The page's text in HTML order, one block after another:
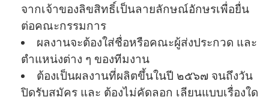
จากเจ้าของลิขสิทธิ์เป็นลายลักษณ์อักษรเพื่อยื่น
ต่อคณะกรรมการ
ผลงานจะต้องใส่ชื่อหรือคณะผู้ส่งประกวด และ
ตําแหน่งต่าง ๆ ของทีมงาน
ต้องเป็นผลงานที่ผลิตขึ้นในปี ๒๕๖๗ จนถึงวัน
ปิดรับสมัคร และ ต้องไม่คัดลอก เลียนแบบเรื่องใด